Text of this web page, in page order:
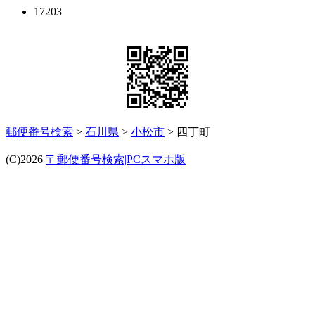
17203
郵便番号検索 > 石川県 > 小松市 > 四丁町
(C)2026 〒郵便番号検索|PCスマホ版